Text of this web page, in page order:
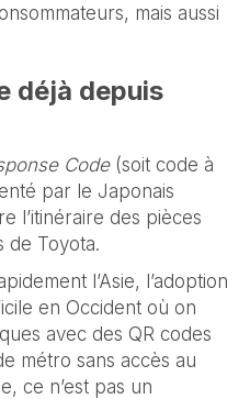
mais aussi
déjà depuis
Code(soit code à
par le Japonais
l’itinéraire des pièces
de Toyota.
l’Asie, l’adoption
en Occident où on
avec des QR codes
métro sans accès au
ce n’est pas un